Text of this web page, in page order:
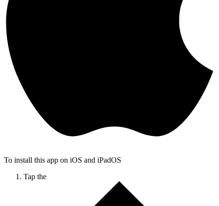
To install this app on iOS and iPadOS
Tap the